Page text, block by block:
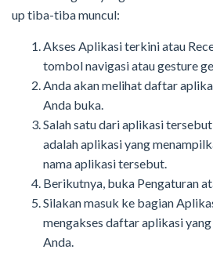
up tiba-tiba muncul:
Akses Aplikasi terkini atau
tombol navigasi atau gesture
Anda akan melihat daftar
Anda buka.
Salah satu dari aplikasi
adalah aplikasi yang
nama aplikasi tersebut.
Berikutnya, buka Pengaturan
Silakan masuk ke bagian
mengakses daftar aplikasi
Anda.